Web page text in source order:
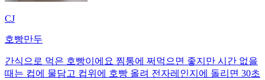
CJ
호빵만두
간식으로 먹은 호빵이에요 찜통에 쩌먹으면 좋지만 시간 없을
때는 컵에 물담고 컵위에 호빵 올려 전자레인지에 돌리면 30초